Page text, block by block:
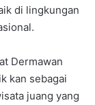
di lingkungan
Dermawan
kan sebagai
juang yang